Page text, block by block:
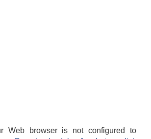
Web browser is not configured to